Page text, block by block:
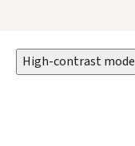
High-contrast mode